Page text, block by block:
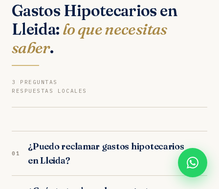
Gastos Hipotecarios en
Lleida: lo que necesitas
saber.
3 PREGUNTAS
RESPUESTAS LOCALES
01
¿Puedo reclamar gastos hipotecarios
en Lleida?
+